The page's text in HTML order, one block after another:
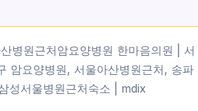
원근처암요양병원 한마음의원 | 서
암요양병원, 서울아산병원근처, 송파
성서울병원근처숙소 | mdix